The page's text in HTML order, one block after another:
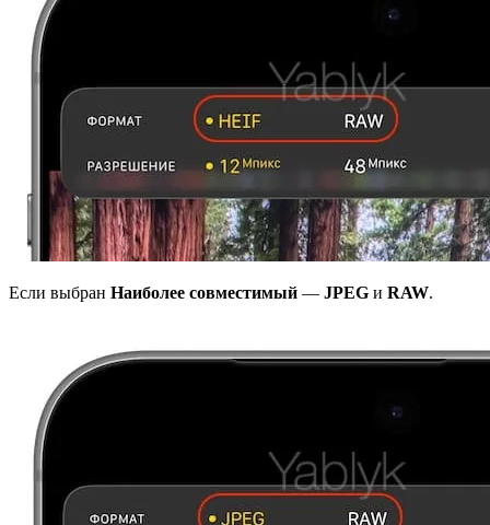
Если выбран Наиболее совместимый — JPEG и RAW.